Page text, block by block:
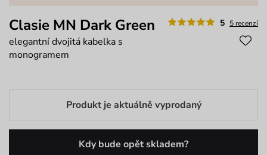
5 5 recenzí
Clasie MN Dark Green
elegantní dvojitá kabelka s
monogramem
Produkt je aktuálně vyprodaný
Kdy bude opět skladem?